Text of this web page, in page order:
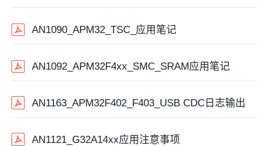
AN1090_APM32_TSC_应用笔记
AN1092_APM32F4xx_SMC_SRAM应用笔记
AN1163_APM32F402_F403_USB CDC日志输出
AN1121_G32A14xx应用注意事项